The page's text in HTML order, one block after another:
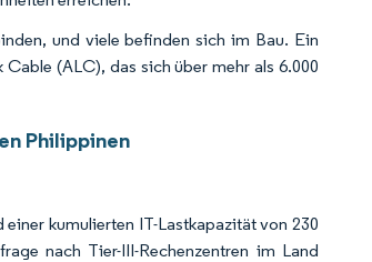
und viele befinden sich im Bau. Ein
(ALC), das sich über mehr als 6.000
Philippinen
kumulierten IT-Lastkapazität von 230
nach Tier-III-Rechenzentren im Land